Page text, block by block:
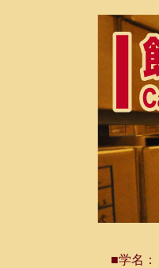
■学名：